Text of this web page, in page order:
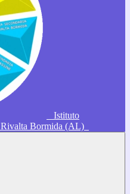
Istituto
Rivalta Bormida (AL)